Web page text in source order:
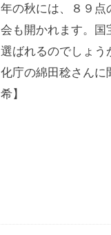
年の秋には、８９点
会も開かれます。国
選ばれるのでしょ
化庁の綿田稔さんに
希】